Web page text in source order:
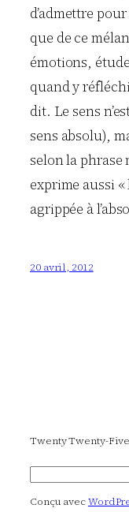
d’admettre
que de ce
émotions,
quand y
dit. Le sens
sens absolu),
selon la phrase
exprime aussi
agrippée à
20 avril, 2012
Twenty Twenty-Five
Rechercher
Conçu avec